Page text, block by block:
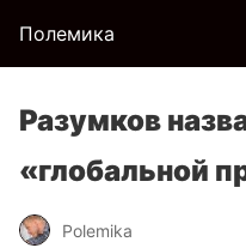
Полемика
Разумков
«глобальной
Polemika